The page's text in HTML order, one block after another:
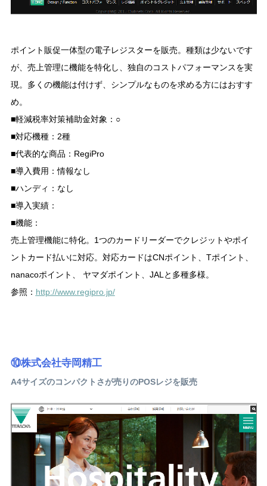
ポイント販促一体型の電子レジスターを販売。種類は少ないです
が、売上管理に機能を特化し、独自のコストパフォーマンスを実
現。多くの機能は付けず、シンプルなものを求める方にはおすす
め。
■軽減税率対策補助金対象：○
■対応機種：2種
■代表的な商品：RegiPro
■導入費用：情報なし
■ハンディ：なし
■導入実績：
■機能：
売上管理機能に特化。1つのカードリーダーでクレジットやポイ
ントカード払いに対応。対応カードはCNポイント、Tポイント、
nanacoポイント、 ヤマダポイント、JALと多種多様。
参照： http://www.regipro.jp/
⑩株式会社寺岡精工
A4サイズのコンパクトさが売りのPOSレジを販売